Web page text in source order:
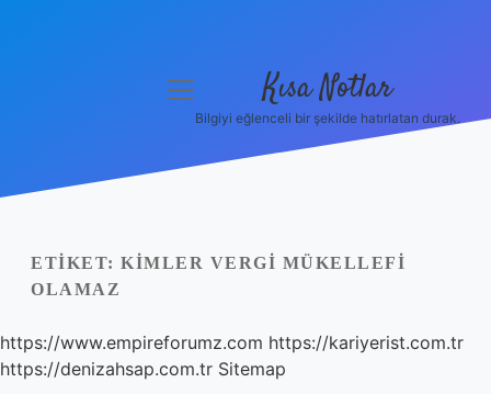
Yasal Uyarı
Hakkımızda
menüyü
Kısa Notlar
Bilgiyi eğlenceli bir şekilde hatırlatan durak.
ETIKET: KIMLER VERGI MÜKELLEFI
OLAMAZ
https://www.empireforumz.com https://kariyerist.com.tr
https://denizahsap.com.tr Sitemap